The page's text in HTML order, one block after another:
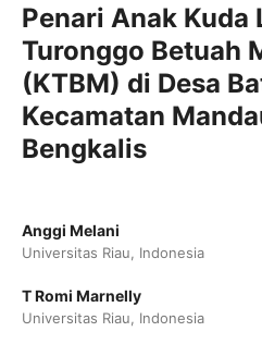
Penari Anak Kuda
Turonggo Betuah
(KTBM) di Desa
Kecamatan
Bengkalis
Anggi Melani
Universitas Riau, Indonesia
T Romi Marnelly
Universitas Riau, Indonesia